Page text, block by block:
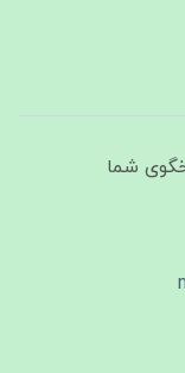
پاسخگوی شما